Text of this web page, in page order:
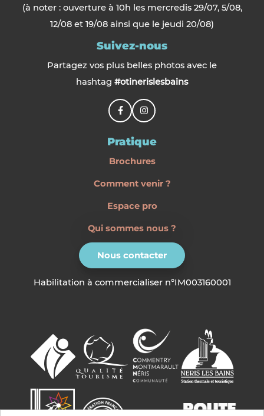
(à noter : ouverture à 10h les mercredis 29/07, 5/08,
12/08 et 19/08 ainsi que le jeudi 20/08)
Suivez-nous
Partagez vos plus belles photos avec le
hashtag #otinerislesbains
Pratique
Brochures
Comment venir ?
Espace pro
Qui sommes nous ?
Nous contacter
Habilitation à commercialiser n°IM003160001